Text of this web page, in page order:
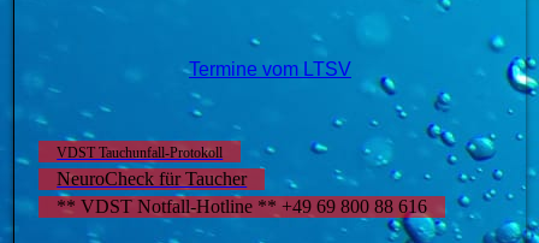
Termine vom LTSV
VDST Tauchunfall-Protokoll
NeuroCheck für Taucher
** VDST Notfall-Hotline ** +49 69 800 88 616